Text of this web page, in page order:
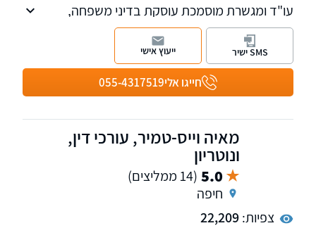
עו"ד ומגשרת מוסמכת עוסקת בדיני משפחה,
גירושין, צואות, ירושות, מקרקעין ונדל"ן, הגירה
ומעמד בישראל.
המשרד מעניק מענה אישי, מקצועי ויעיל לכל לקוח
חייגו אלי055-4317519
SMS ישיר ייעוץ אישי
מאיה וייס-טמיר, עורכי דין,
ונוטריון
5.0 (14 ממליצים)
חיפה
צפיות:22,209